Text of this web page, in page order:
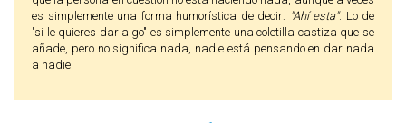
es simplemente una forma humorística de decir: "Ahí esta". Lo de
"si le quieres dar algo" es simplemente una coletilla castiza que se
añade, pero no significa nada, nadie está pensando en dar nada
a nadie.